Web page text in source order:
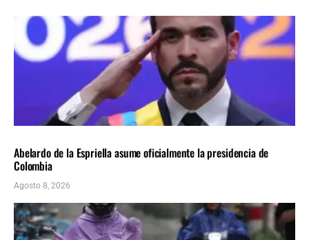
Abelardo de la Espriella asume oficialmente la presidencia de
Colombia
Agosto 8, 2026